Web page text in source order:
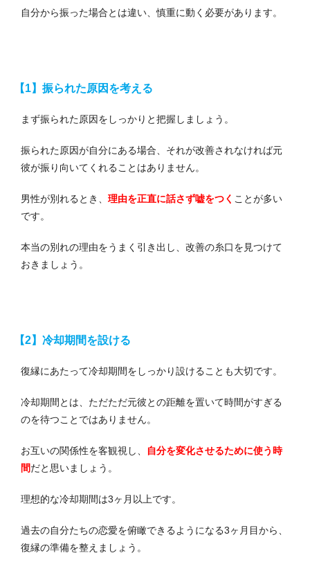
自分から振った場合とは違い、慎重に動く必要があります。
【1】振られた原因を考える
まず振られた原因をしっかりと把握しましょう。
振られた原因が自分にある場合、それが改善されなければ元
彼が振り向いてくれることはありません。
男性が別れるとき、 理由を正直に話さず嘘をつく ことが多い
です。
本当の別れの理由をうまく引き出し、改善の糸口を見つけて
おきましょう。
【2】冷却期間を設ける
復縁にあたって冷却期間をしっかり設けることも大切です。
冷却期間とは、ただただ元彼との距離を置いて時間がすぎる
のを待つことではありません。
お互いの関係性を客観視し、
自分を変化させるために使う時
間だと思いましょう。
理想的な冷却期間は3ヶ月以上です。
過去の自分たちの恋愛を俯瞰できるようになる3ヶ月目から、
復縁の準備を整えましょう。